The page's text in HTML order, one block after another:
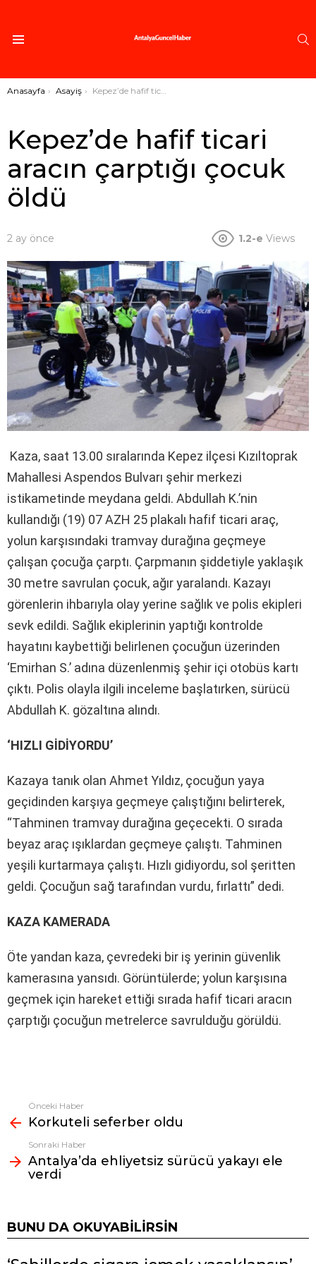
Buradasınız:
Anasayfa Asayiş Kepez’de hafif ticari aracın çarptığı çocuk öldü
Kepez’de hafif ticari
aracın çarptığı çocuk
öldü
2 ay önce 1.2-e Views
Kaza, saat 13.00 sıralarında Kepez ilçesi Kızıltoprak
Mahallesi Aspendos Bulvarı şehir merkezi
istikametinde meydana geldi. Abdullah K.’nin
kullandığı (19) 07 AZH 25 plakalı hafif ticari araç,
yolun karşısındaki tramvay durağına geçmeye
çalışan çocuğa çarptı. Çarpmanın şiddetiyle yaklaşık
30 metre savrulan çocuk, ağır yaralandı. Kazayı
görenlerin ihbarıyla olay yerine sağlık ve polis ekipleri
sevk edildi. Sağlık ekiplerinin yaptığı kontrolde
hayatını kaybettiği belirlenen çocuğun üzerinden
‘Emirhan S.’ adına düzenlenmiş şehir içi otobüs kartı
çıktı. Polis olayla ilgili inceleme başlatırken, sürücü
Abdullah K. gözaltına alındı.
‘HIZLI GİDİYORDU’
Kazaya tanık olan Ahmet Yıldız, çocuğun yaya
geçidinden karşıya geçmeye çalıştığını belirterek,
“Tahminen tramvay durağına geçecekti. O sırada
beyaz araç ışıklardan geçmeye çalıştı. Tahminen
yeşili kurtarmaya çalıştı. Hızlı gidiyordu, sol şeritten
geldi. Çocuğun sağ tarafından vurdu, fırlattı” dedi.
KAZA KAMERADA
Öte yandan kaza, çevredeki bir iş yerinin güvenlik
kamerasına yansıdı. Görüntülerde; yolun karşısına
geçmek için hareket ettiği sırada hafif ticari aracın
çarptığı çocuğun metrelerce savrulduğu görüldü.
Fazlasına
bak
Önceki Haber
Korkuteli seferber oldu
Sonraki Haber
Antalya’da ehliyetsiz sürücü yakayı ele
verdi
BUNU DA OKUYABILIRSIN